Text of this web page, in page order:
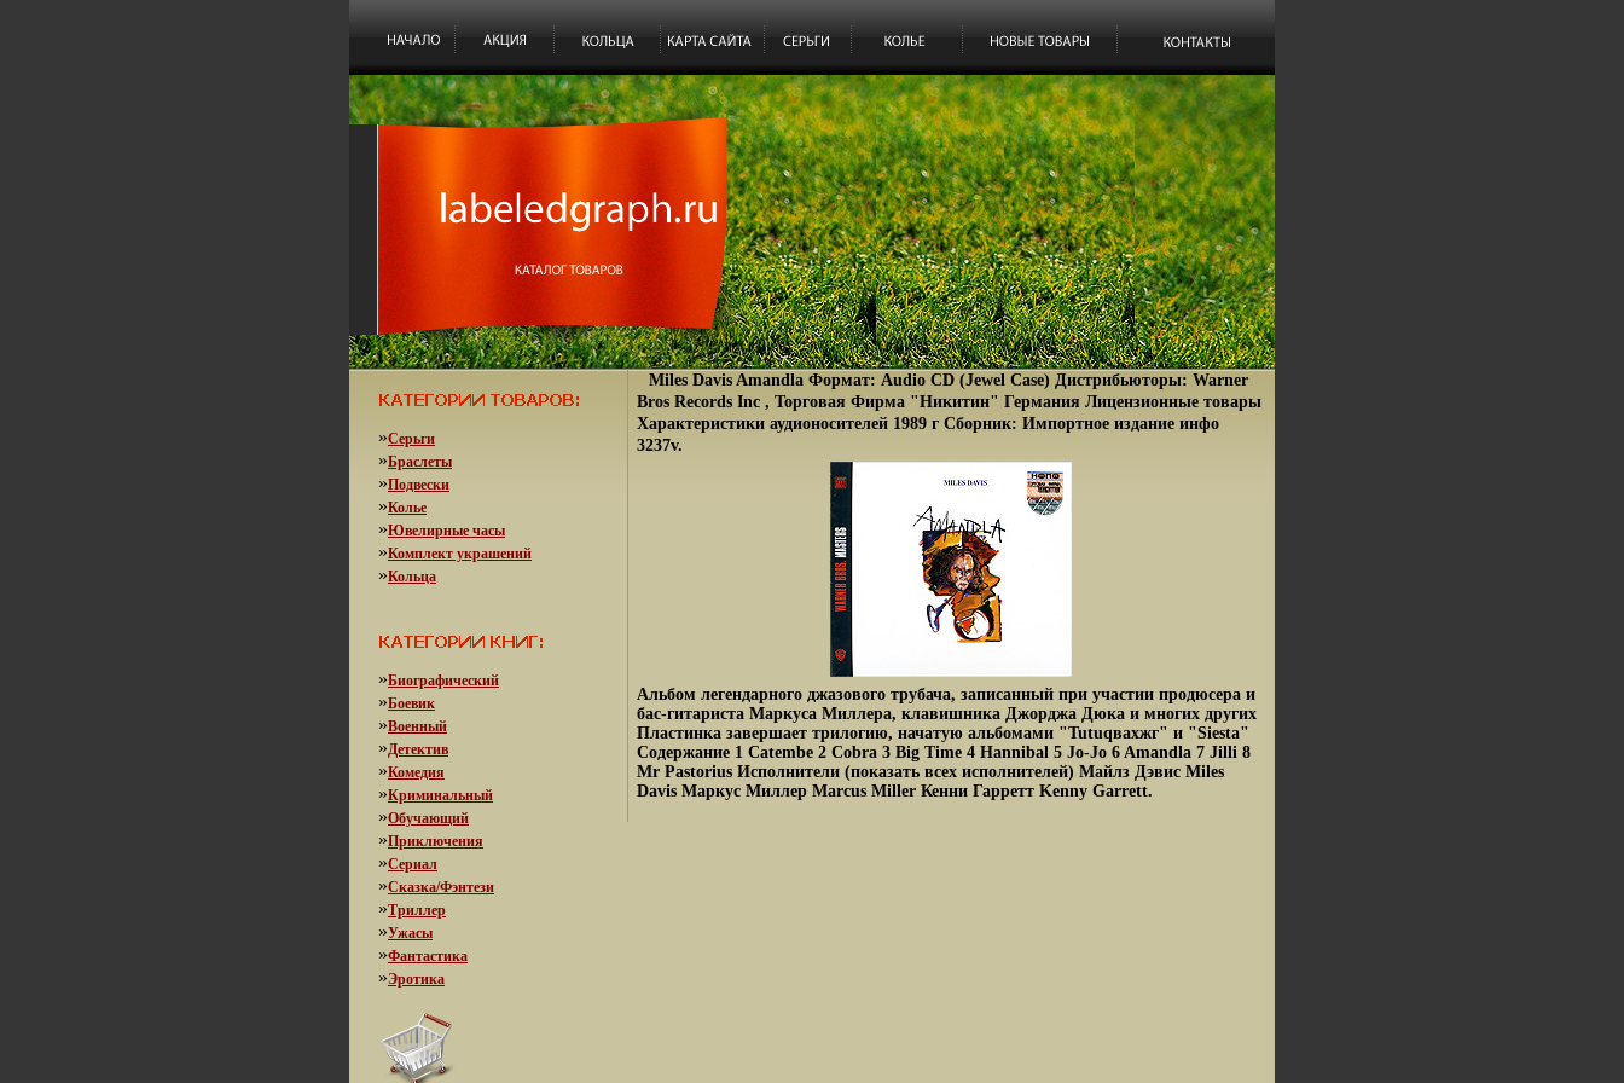
»Серьги
»Браслеты
»Подвески
»Колье
»Ювелирные часы
»Комплект украшений
»Кольца
»Биографический
»Боевик
»Военный
»Детектив
»Комедия
»Криминальный
»Обучающий
»Приключения
»Сериал
»Сказка/Фэнтези
»Триллер
»Ужасы
»Фантастика
»Эротика
Miles Davis Amandla Формат: Audio CD (Jewel Case) Дистрибьюторы: Warner
Bros Records Inc , Торговая Фирма "Никитин" Германия Лицензионные товары
Характеристики аудионосителей 1989 г Сборник: Импортное издание инфо
3237v.
Альбом легендарного джазового трубача, записанный при участии продюсера и
бас-гитариста Маркуса Миллера, клавишника Джорджа Дюка и многих других
Пластинка завершает трилогию, начатую альбомами "Tutuqвахжг" и "Siesta"
Содержание 1 Catembe 2 Cobra 3 Big Time 4 Hannibal 5 Jo-Jo 6 Amandla 7 Jilli 8
Mr Pastorius Исполнители (показать всех исполнителей) Майлз Дэвис Miles
Davis Маркус Миллер Marcus Miller Кенни Гарретт Kenny Garrett.